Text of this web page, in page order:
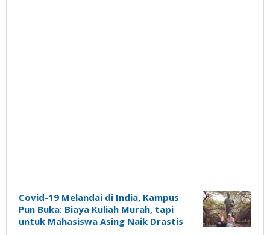
Covid-19 Melandai di India, Kampus
Pun Buka: Biaya Kuliah Murah, tapi
untuk Mahasiswa Asing Naik Drastis